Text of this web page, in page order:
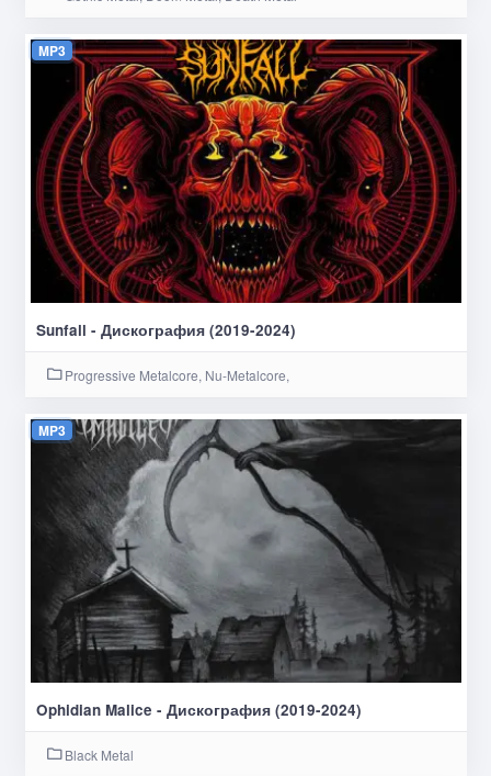
MP3
Sunfall - Дискография (2019-2024)
Progressive Metalcore, Nu-Metalcore,
MP3
Ophidian Malice - Дискография (2019-2024)
Black Metal